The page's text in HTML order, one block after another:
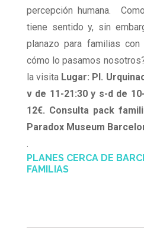
percepción humana.
tiene sentido y, sin
planazo para familias
cómo lo pasamos
la visita Lugar: Pl.
v de 11-21:30 y s-d de
12€. Consulta pack
Paradox Museum
PLANES CERCA DE
FAMILIAS